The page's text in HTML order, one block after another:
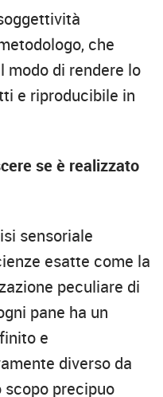
che
modo di rendere lo
e riproducibile in
se è realizzato
sensoriale
esatte come la
peculiare di
pane ha un
e
diverso da
scopo precipuo